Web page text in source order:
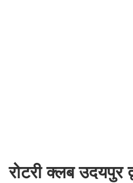
रोटरी क्लब उदयपुर